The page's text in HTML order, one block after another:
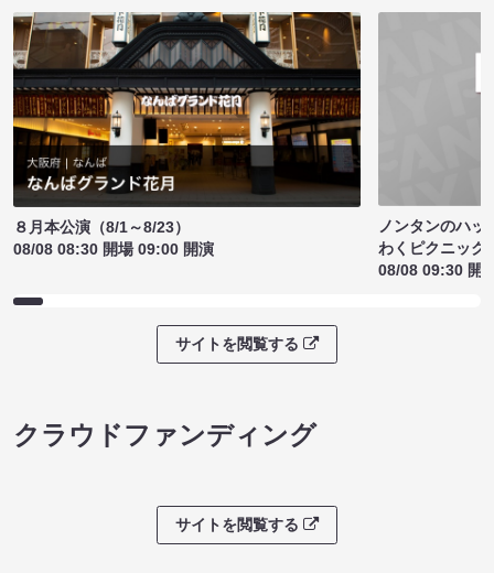
８月本公演（8/1～8/23）
08/08 08:30 開場 09:00 開演
ノンタンのハッ
わくピクニック
08/08 09:30 開
サイトを閲覧する
クラウドファンディング
サイトを閲覧する